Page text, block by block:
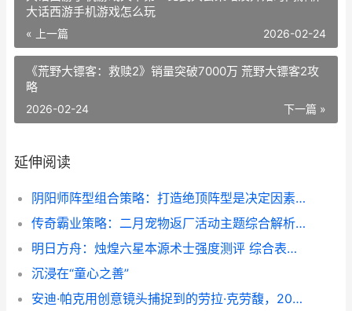
大话西游手机游戏怎么玩
« 上一篇 2026-02-24
《荒野大镖客：救赎2》销量突破7000万 荒野大镖客2攻
略
下一篇 »
2026-02-24
延伸阅读
阴阳师阵型组合策略：打造绝顶阵型是决定因素 阴阳师阵营搭配
传奇霸业策略：二月宠物返厂活动主题综合解析 传奇霸业策略怎么玩
明日方舟：烛煌六星本源术士强度测评 综合表现略显依赖队友 明日方舟烛煌
沉浸在“童心之善”
安迪·帕克用创意镜头捕捉到的劳拉·克劳馥，2025年2月4日官网新闻 安迪的pasta